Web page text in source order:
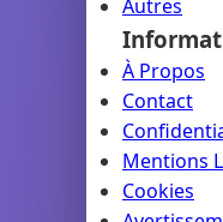
Autres
À Propos
Contact
Mentions
Cookies